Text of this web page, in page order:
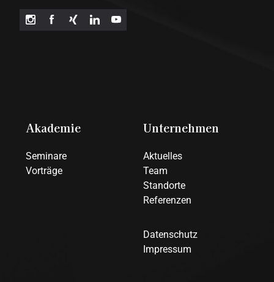
Akademie
Seminare
Vorträge
Unternehmen
Aktuelles
Team
Standorte
Referenzen
Datenschutz
Impressum